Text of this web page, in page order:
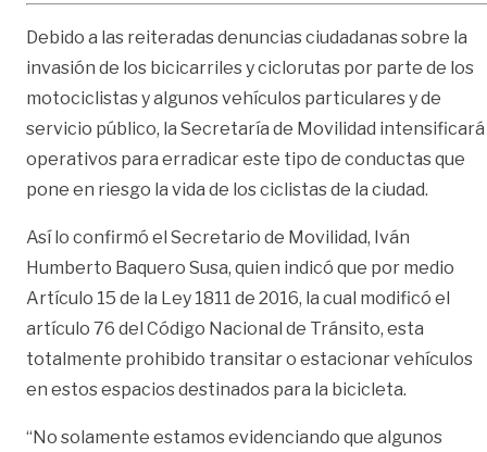
Debido a las reiteradas denuncias ciudadanas sobre la
invasión de los bicicarriles y ciclorutas por parte de los
motociclistas y algunos vehículos particulares y de
servicio público, la Secretaría de Movilidad intensificará
operativos para erradicar este tipo de conductas que
pone en riesgo la vida de los ciclistas de la ciudad.
Así lo confirmó el Secretario de Movilidad, Iván
Humberto Baquero Susa, quien indicó que por medio
Artículo 15 de la Ley 1811 de 2016, la cual modificó el
artículo 76 del Código Nacional de Tránsito, esta
totalmente prohibido transitar o estacionar vehículos
en estos espacios destinados para la bicicleta.
“No solamente estamos evidenciando que algunos